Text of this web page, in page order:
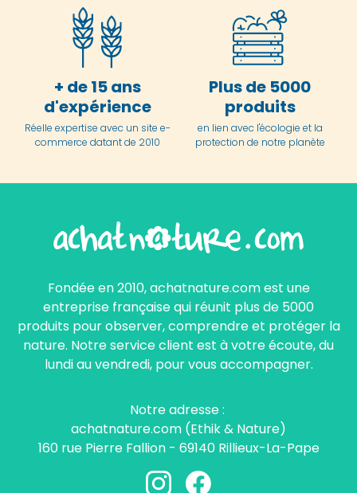
+ de 15 ans
d'expérience
Réelle expertise avec un site e-
commerce datant de 2010
Plus de 5000
produits
en lien avec l'écologie et la
protection de notre planète
Fondée en 2010, achatnature.com est une
entreprise française qui réunit plus de 5000
produits pour observer, comprendre et protéger la
nature. Notre service client est à votre écoute, du
lundi au vendredi, pour vous accompagner.
Notre adresse :
achatnature.com (Ethik & Nature)
160 rue Pierre Fallion - 69140 Rillieux-La-Pape